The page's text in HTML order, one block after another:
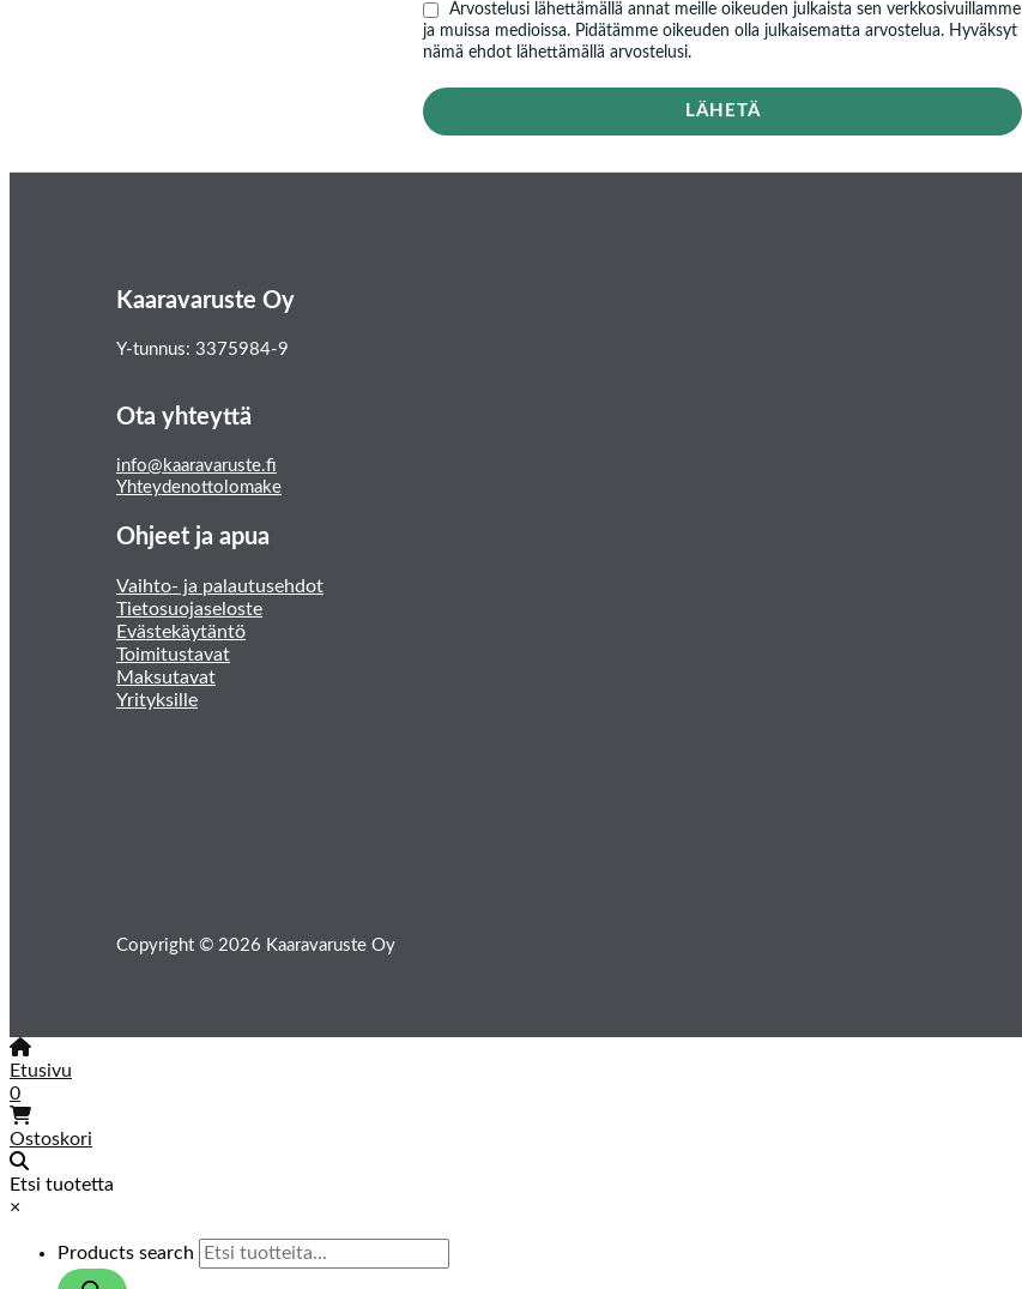
Arvostelusi lähettämällä annat meille oikeuden julkaista sen verkkosivuillamme
ja muissa medioissa. Pidätämme oikeuden olla julkaisematta arvostelua. Hyväksyt
nämä ehdot lähettämällä arvostelusi.
LÄHETÄ
Kaaravaruste Oy
Y-tunnus: 3375984-9
Ota yhteyttä
info@kaaravaruste.fi
Yhteydenottolomake
Ohjeet ja apua
Vaihto- ja palautusehdot
Tietosuojaseloste
Evästekäytäntö
Toimitustavat
Maksutavat
Yrityksille
Copyright © 2026 Kaaravaruste Oy
Etusivu
0
Ostoskori
Etsi tuotetta
×
Products search